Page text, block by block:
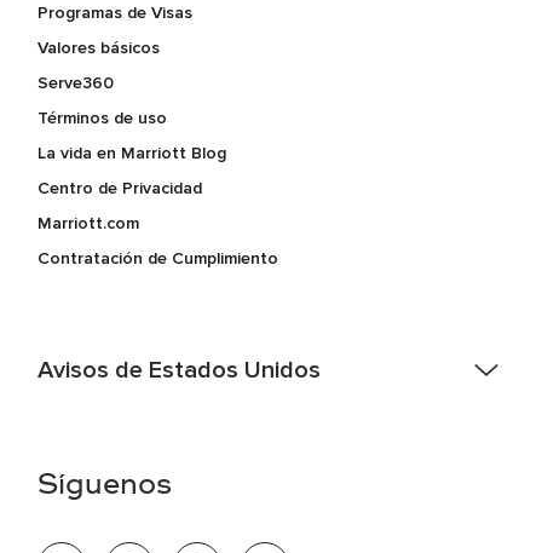
Programas de Visas
Valores básicos
Serve360
Términos de uso
La vida en Marriott Blog
Centro de Privacidad
Marriott.com
Contratación de Cumplimiento
Avisos de Estados Unidos
electrónico hqaffirmativeaction@marriott.com
Síguenos